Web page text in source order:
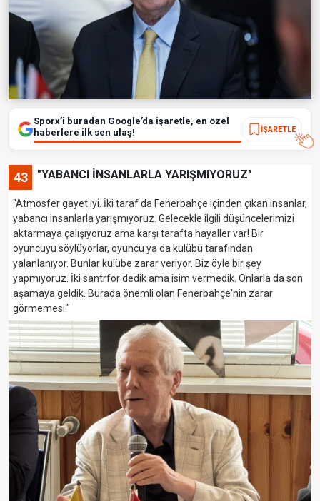
Sporx’i buradan Google’da işaretle, en özel
haberlere ilk sen ulaş!
İŞARETLE
43 "YABANCI İNSANLARLA YARIŞMIYORUZ"
"Atmosfer gayet iyi. İki taraf da Fenerbahçe içinden çıkan insanlar,
yabancı insanlarla yarışmıyoruz. Gelecekle ilgili düşüncelerimizi
aktarmaya çalışıyoruz ama karşı tarafta hayaller var! Bir
oyuncuyu söylüyorlar, oyuncu ya da kulübü tarafından
yalanlanıyor. Bunlar kulübe zarar veriyor. Biz öyle bir şey
yapmıyoruz. İki santrfor dedik ama isim vermedik. Onlarla da son
aşamaya geldik. Burada önemli olan Fenerbahçe'nin zarar
görmemesi."